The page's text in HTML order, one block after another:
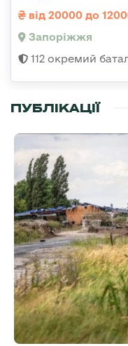
від 20000 до
Запоріжжя
112 окремий
ПУБЛІКАЦІЇ